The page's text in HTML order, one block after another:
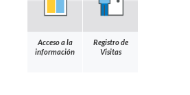
Acceso a la
información
Registro de
Visitas